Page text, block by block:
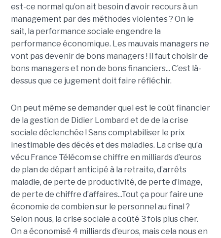
est-ce normal qu’on ait besoin d’avoir recours à un
management par des méthodes violentes ? On le
sait, la performance sociale engendre la
performance économique. Les mauvais managers ne
vont pas devenir de bons managers ! Il faut choisir de
bons managers et non de bons financiers... C’est là-
dessus que ce jugement doit faire réfléchir.
On peut même se demander quel est le coût financier
de la gestion de Didier Lombard et de de la crise
sociale déclenchée ! Sans comptabiliser le prix
inestimable des décès et des maladies. La crise qu’a
vécu France Télécom se chiffre en milliards d’euros
de plan de départ anticipé à la retraite, d’arrêts
maladie, de perte de productivité, de perte d’image,
de perte de chiffre d’affaires...Tout ça pour faire une
économie de combien sur le personnel au final ?
Selon nous, la crise sociale a coûté 3 fois plus cher.
On a économisé 4 milliards d’euros, mais cela nous en